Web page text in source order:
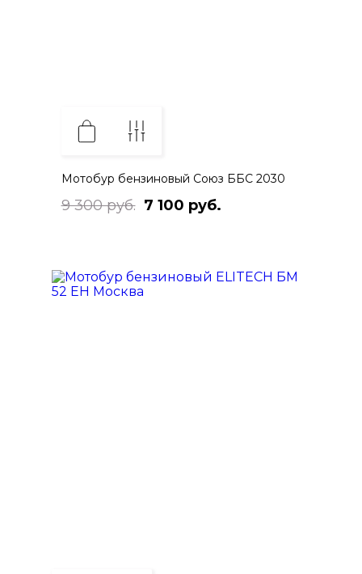
Мотобур бензиновый Союз ББС 2030
9 300 руб. 7 100 руб.